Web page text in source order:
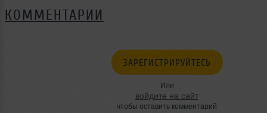
КОММЕНТАРИИ
ЗАРЕГИСТРИРУЙТЕСЬ
Или
войдите на сайт
чтобы оставить комментарий